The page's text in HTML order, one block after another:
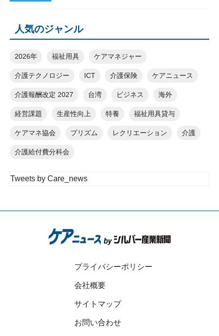
人気のジャンル
2026年 福祉用具 ケアマネジャー
介護テクノロジー ICT 介護保険 ケアニュース
介護報酬改定 2027 台湾 ビジネス 海外
経営課題 生産性向上 特養 福祉用具貸与
ケアマネ協会 プリズム レクリエーション 介護
介護給付費分科会
Tweets by Care_news
プライバシーポリシー
会社概要
サイトマップ
お問い合わせ